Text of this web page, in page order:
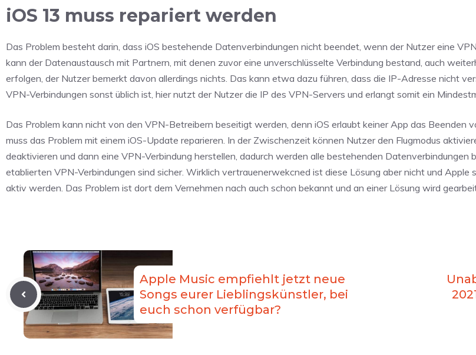
iOS 13 muss repariert werden
Das Problem besteht darin, dass iOS bestehende Datenverbindungen nicht beendet, wenn der Nutzer eine
kann der Datenaustausch mit Partnern, mit denen zuvor eine unverschlüsselte Verbindung bestand, auch
erfolgen, der Nutzer bemerkt davon allerdings nichts. Das kann etwa dazu führen, dass die IP-Adresse nicht
VPN-Verbindungen sonst üblich ist, hier nutzt der Nutzer die IP des VPN-Servers und erlangt somit ein
Das Problem kann nicht von den VPN-Betreibern beseitigt werden, denn iOS erlaubt keiner App das Beenden
muss das Problem mit einem iOS-Update reparieren. In der Zwischenzeit können Nutzer den Flugmodus
deaktivieren und dann eine VPN-Verbindung herstellen, dadurch werden alle bestehenden Datenverbindungen
etablierten VPN-Verbindungen sind sicher. Wirklich vertrauenerwekcned ist diese Lösung aber nicht und Apple
aktiv werden. Das Problem ist dort dem Vernehmen nach auch schon bekannt und an einer Lösung wird
Apple Music empfiehlt jetzt neue
Songs eurer Lieblingskünstler, bei
euch schon verfügbar?